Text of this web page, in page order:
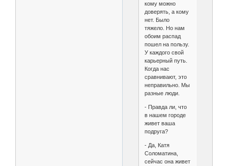
кому можно
доверять, а кому
нет. Было
тяжело. Но нам
обоим распад
пошел на пользу.
У каждого свой
карьерный путь.
Когда нас
сравнивают, это
неправильно. Мы
разные люди.
- Правда ли, что
в нашем городе
живет ваша
подруга?
- Да, Катя
Соломатина,
сейчас она живет